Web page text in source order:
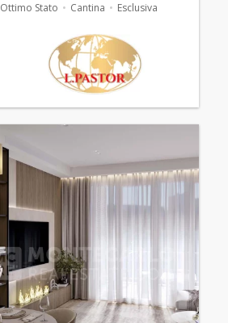
Ottimo Stato Cantina Esclusiva